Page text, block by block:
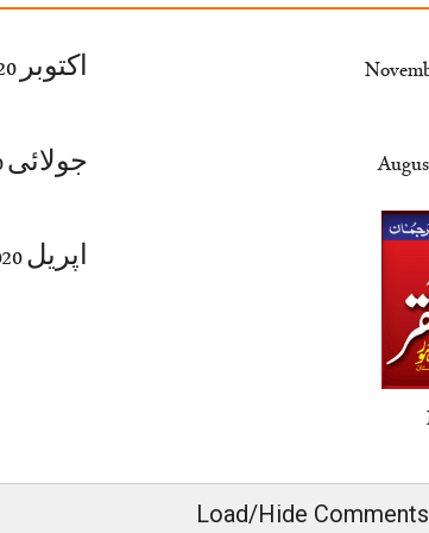
اکتوبر October 2020
جولائی July 2020
اپریل April 2020
Load/Hide Comments